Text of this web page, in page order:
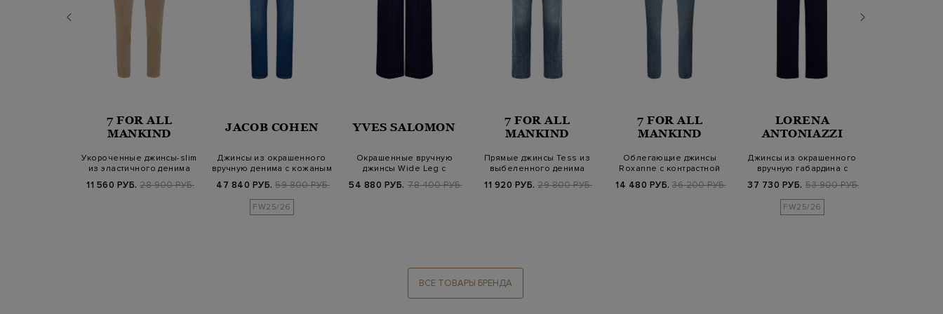
7 FOR ALL
MANKIND
Укороченные джинсы-slim
из эластичного денима
11 560 РУБ. 28 900 РУБ.
JACOB COHEN
Джинсы из окрашенного
вручную денима с кожаным
47 840 РУБ. 59 800 РУБ.
FW25/26
YVES SALOMON
Окрашенные вручную
джинсы Wide Leg с
54 880 РУБ. 78 400 РУБ.
7 FOR ALL
MANKIND
Прямые джинсы Tess из
выбеленного денима
11 920 РУБ. 29 800 РУБ.
7 FOR ALL
MANKIND
Облегающие джинсы
Roxanne с контрастной
14 480 РУБ. 36 200 РУБ.
LORENA
ANTONIAZZI
Джинсы из окрашенного
вручную габардина с
37 730 РУБ. 53 900 РУБ.
FW25/26
ВСЕ ТОВАРЫ БРЕНДА